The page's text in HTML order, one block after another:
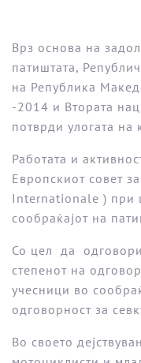
Врз основа на
патиштата,
на Република
-2014 и Втората
потврди улогата
Работата и
Европскиот совет
Internationale ) при
сообраќајот на
Со цел да одговори
степенот на
учесници во
одговорност за
Во своето